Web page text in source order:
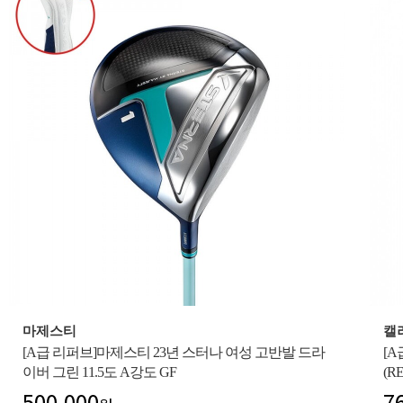
마제스티
[A급 리퍼브]마제스티 23년 스터나 여성 고반발 드라
이버 그린 11.5도 A강도 GF
캘
[A